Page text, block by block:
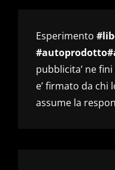
Esperimento
pubblicita’ ne
e’ firmato da chi
assume la